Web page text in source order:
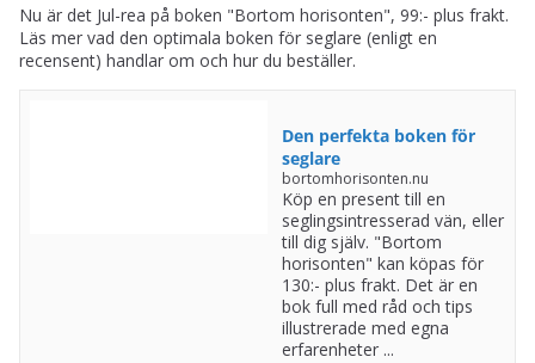
Nu är det Jul-rea på boken "Bortom horisonten", 99:- plus frakt.
Läs mer vad den optimala boken för seglare (enligt en
recensent) handlar om och hur du beställer.
Den perfekta boken för
seglare
bortomhorisonten.nu
Köp en present till en
seglingsintresserad vän, eller
till dig själv. "Bortom
horisonten" kan köpas för
130:- plus frakt. Det är en
bok full med råd och tips
illustrerade med egna
erfarenheter ...